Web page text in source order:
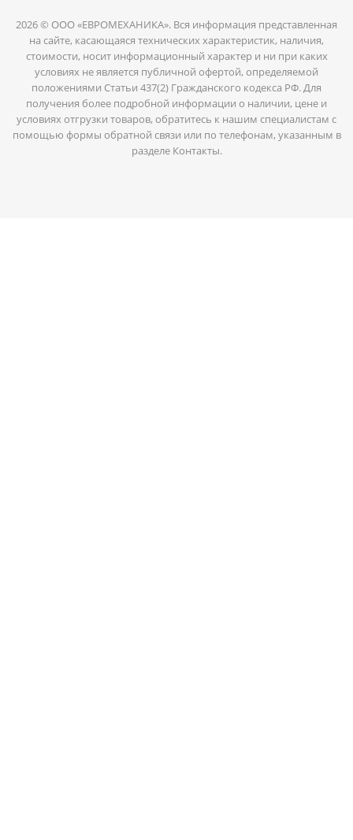
2026 © ООО «ЕВРОМЕХАНИКА». Вся информация представленная
на сайте, касающаяся технических характеристик, наличия,
стоимости, носит информационный характер и ни при каких
условиях не является публичной офертой, определяемой
положениями Статьи 437(2) Гражданского кодекса РФ. Для
получения более подробной информации о наличии, цене и
условиях отгрузки товаров, обратитесь к нашим специалистам с
помощью формы обратной связи или по телефонам, указанным в
разделе Контакты.